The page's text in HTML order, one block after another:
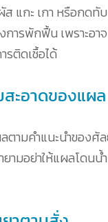
แกะ เกา หรือกดทั
การพักฟื้น เพราะอา
รติดเชื้อได้
สะอาดของแผล
ตามคำแนะนำของศั
ยามอย่าให้แผลโดน